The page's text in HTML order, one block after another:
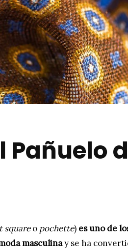
Pañuelo
squareo pochette) es uno de
masculinay se ha